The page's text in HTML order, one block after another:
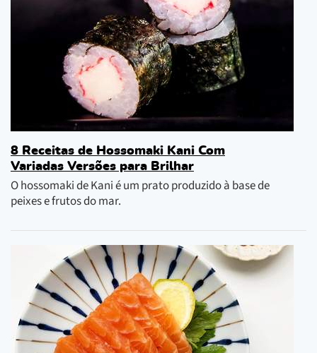
8 Receitas de Hossomaki Kani Com
Variadas Versões para Brilhar
O hossomaki de Kani é um prato produzido à base de
peixes e frutos do mar.